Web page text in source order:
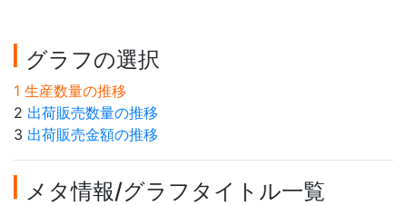
グラフの選択
1 生産数量の推移
2 出荷販売数量の推移
3 出荷販売金額の推移
メタ情報/グラフタイトル一覧